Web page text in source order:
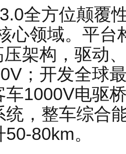
全方位颠覆
心领域。平
架构，驱动
；开发全球
车1000V电驱
统，整车综合
80km。